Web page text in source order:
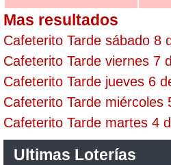
Mas resultados
Cafeterito Tarde sábado 8
Cafeterito Tarde viernes 7
Cafeterito Tarde jueves 6
Cafeterito Tarde miércoles
Cafeterito Tarde martes 4
Ultimas Loterías